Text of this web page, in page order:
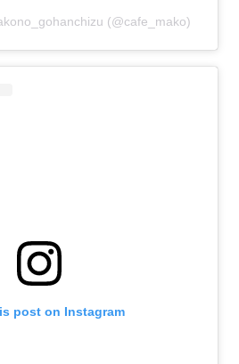
(@cafe_mako)
post on Instagram